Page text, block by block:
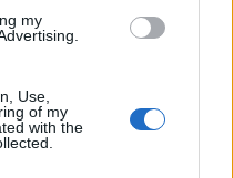
my
Use,
of my
with the